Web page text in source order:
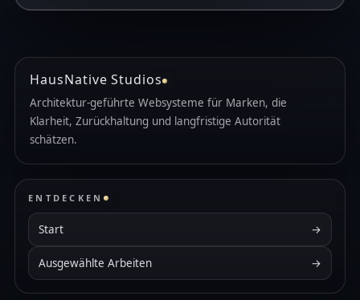
HausNative Studios
Architektur-geführte Websysteme für Marken, die
Klarheit, Zurückhaltung und langfristige Autorität
schätzen.
ENTDECKEN
Start →
Ausgewählte Arbeiten →